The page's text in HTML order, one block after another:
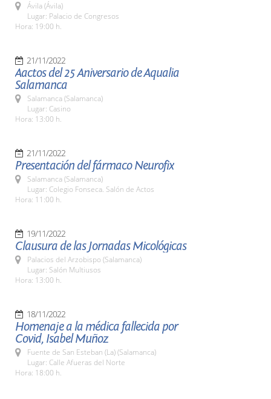
Ávila (Ávila)
Lugar: Palacio de Congresos
Hora: 19:00 h.
21/11/2022
Aactos del 25 Aniversario de Aqualia
Salamanca
Salamanca (Salamanca)
Lugar: Casino
Hora: 13:00 h.
21/11/2022
Presentación del fármaco Neurofix
Salamanca (Salamanca)
Lugar: Colegio Fonseca. Salón de Actos
Hora: 11:00 h.
19/11/2022
Clausura de las Jornadas Micológicas
Palacios del Arzobispo (Salamanca)
Lugar: Salón Multiusos
Hora: 13:00 h.
18/11/2022
Homenaje a la médica fallecida por
Covid, Isabel Muñoz
Fuente de San Esteban (La) (Salamanca)
Lugar: Calle Afueras del Norte
Hora: 18:00 h.